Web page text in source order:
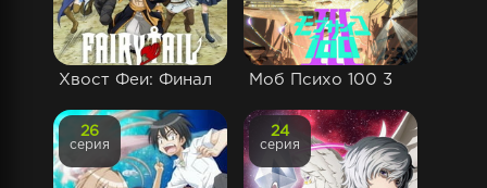
Хвост Феи: Финал Моб Психо 100 3
26
серия
24
серия